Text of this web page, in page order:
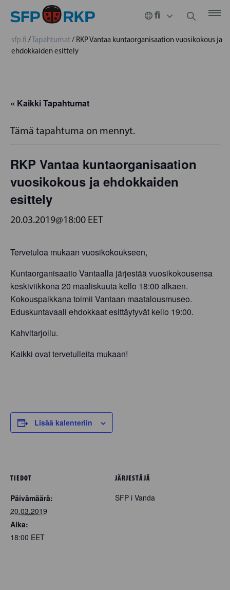
sfp.fi /Tapahtumat/ RKP Vantaa kuntaorganisaation vuosikokous ja
ehdokkaiden esittely
« Kaikki Tapahtumat
Tämä tapahtuma on mennyt.
RKP Vantaa kuntaorganisaation
vuosikokous ja ehdokkaiden
esittely
20.03.2019@18:00 EET
Tervetuloa mukaan vuosikokoukseen,
Kuntaorganisaatio Vantaalla järjestää vuosikokousensa
keskiviikkona 20 maaliskuuta kello 18:00 alkaen.
Kokouspaikkana toimii Vantaan maatalousmuseo.
Eduskuntavaali ehdokkaat esittäytyvät kello 19:00.
Kahvitarjoilu.
Kaikki ovat tervetulleita mukaan!
Lisää kalenteriin
TIEDOT
Päivämäärä:
20.03.2019
Aika:
18:00 EET
JÄRJESTÄJÄ
SFP i Vanda